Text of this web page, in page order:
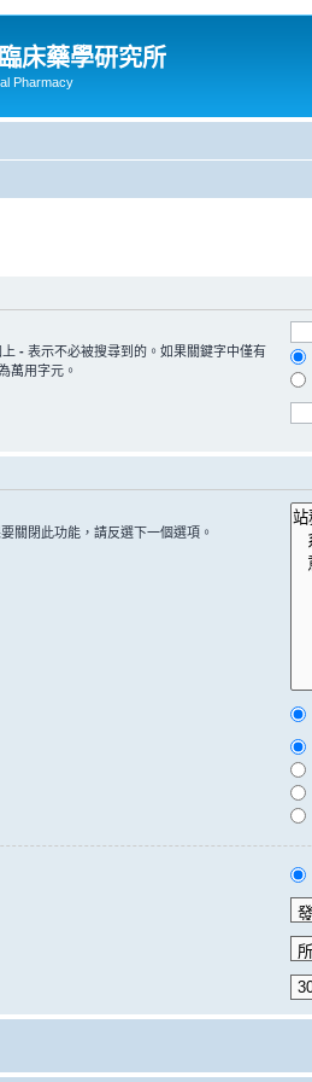
床藥學研究所
Pharmacy
- 表示不必被搜尋到的。如果關鍵字中僅有
萬用字元。
關閉此功能，請反選下一個選項。